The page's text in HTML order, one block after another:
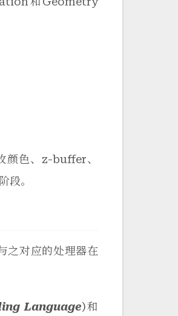
颜色、z-buffer、
。
之对应的处理器在
Language)和